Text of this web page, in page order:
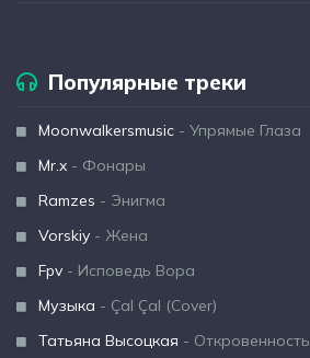
Популярные треки
Moonwalkersmusic - Упрямые Глаза
Mr.x - Фонары
Ramzes - Энигма
Vorskiy - Жена
Fpv - Исповедь Вора
Музыка - Çal Çal (Cover)
Татьяна Высоцкая - Откровенность